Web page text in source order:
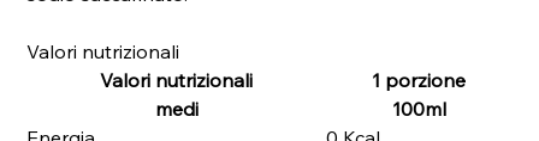
Valori nutrizionali
Valori nutrizionali
1 porzione
medi
100ml